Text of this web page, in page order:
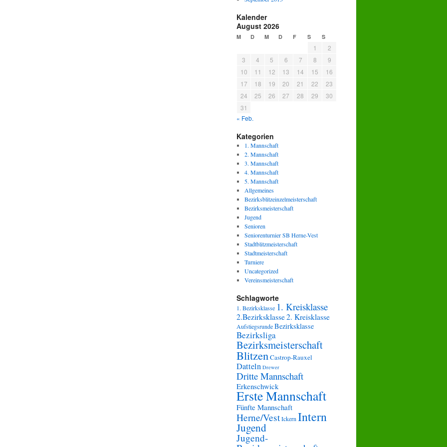
Kalender
August 2026
M D M D F S S
1
2
3
4 5 6 7 8
9
10
11 12 13 14 15
16
17
18 19 20 21 22
23
24
25 26 27 28 29
30
31
« Feb.
Kategorien
1. Mannschaft
2. Mannschaft
3. Mannschaft
4. Mannschaft
5. Mannschaft
Allgemeines
Bezirksblitzeinzelmeisterschaft
Bezirksmeisterschaft
Jugend
Senioren
Seniorenturnier SB Herne-Vest
Stadtblitzmeisterschaft
Stadtmeisterschaft
Turniere
Uncategorized
Vereinsmeisterschaft
Schlagworte
1. Bezirksklasse 1. Kreisklasse
2.Bezirksklasse2. Kreisklasse
AufstiegsrundeBezirksklasse
Bezirksliga
Bezirksmeisterschaft
BlitzenCastrop-Rauxel
Datteln Drewer
Dritte Mannschaft
Erkenschwick
Erste Mannschaft
Fünfte Mannschaft
Herne/VestIckernIntern
Jugend
Jugend-